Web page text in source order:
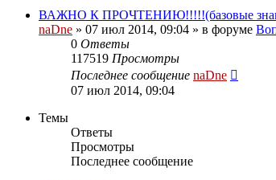
ВАЖНО К ПРОЧТЕНИЮ!!!!!(базовые
naDne » 07 июл 2014, 09:04 » в форуме
0 Ответы
117519 Просмотры
Последнее сообщение naDne
07 июл 2014, 09:04
Темы
Ответы
Просмотры
Последнее сообщение